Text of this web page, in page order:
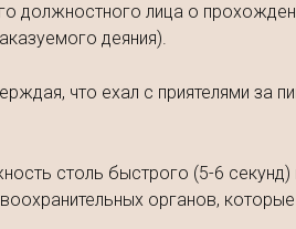
должностного лица о
деяния).
что ехал с приятелями
столь быстрого (5-6
органов,